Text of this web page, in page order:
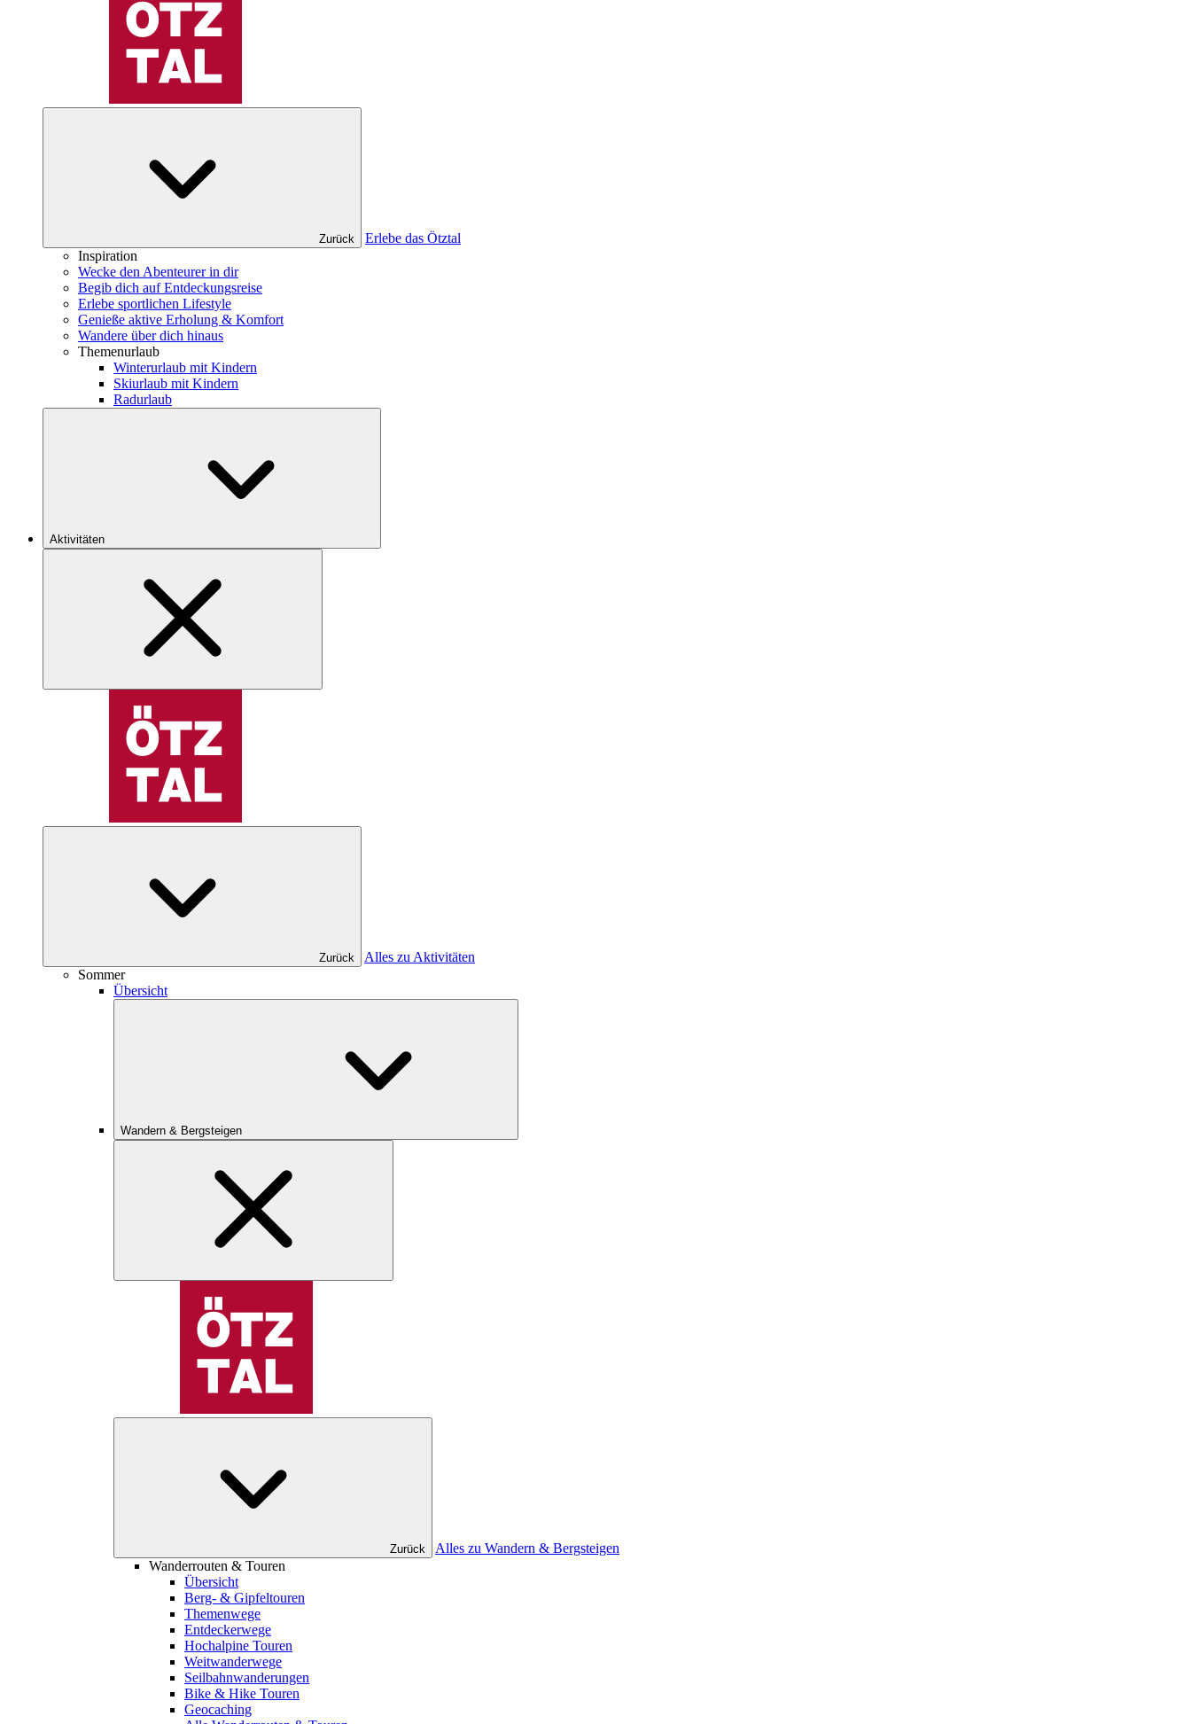
Zurück
Erlebe das Ötztal
Inspiration
Wecke den Abenteurer in dir
Begib dich auf Entdeckungsreise
Erlebe sportlichen Lifestyle
Genieße aktive Erholung & Komfort
Wandere über dich hinaus
Themenurlaub
Winterurlaub mit Kindern
Skiurlaub mit Kindern
Radurlaub
Aktivitäten
Zurück
Alles zu Aktivitäten
Sommer
Übersicht
Wandern & Bergsteigen
Zurück
Alles zu Wandern & Bergsteigen
Wanderrouten & Touren
Übersicht
Berg- & Gipfeltouren
Themenwege
Entdeckerwege
Hochalpine Touren
Weitwanderwege
Seilbahnwanderungen
Bike & Hike Touren
Geocaching